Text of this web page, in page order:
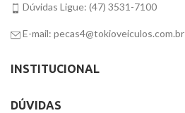
Dúvidas Ligue: (47) 3531-7100
E-mail: pecas4@tokioveiculos.com.br
INSTITUCIONAL
DÚVIDAS